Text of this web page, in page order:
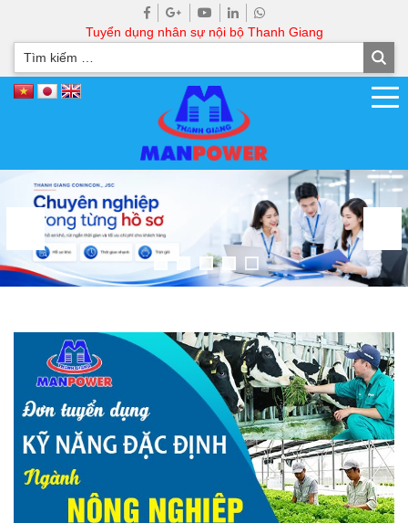
Tuyển dụng nhân sự nội bộ Thanh Giang